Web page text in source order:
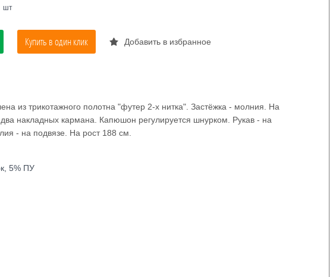
шт
Купить в один клик Добавить в избранное
из трикотажного полотна "футер 2-х нитка". Застёжка - молния. На
накладных кармана. Капюшон регулируется шнурком. Рукав - на
- на подвязе. На рост 188 см.
5% ПУ